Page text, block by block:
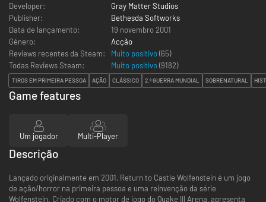
Developer:
Gray Matter Studios
Publisher:
Bethesda Softworks
Data de lançamento:
19 novembro 2001
Género:
Acção
Reviews recentes da Steam:
Muito positivo(65)
Todas Reviews Steam:
Muito positivo(9182)
TIROS EM PRIMEIRA PESSOA AÇÃO CLÁSSICO 2.ª GUERRA MUNDIAL SOBRENATURAL
Game features
Um jogador Multi-Player
Descrição
Lançado originalmente em 2001, Return to Castle Wolfenstein é um jogo
de ação/horror na primeira pessoa e uma reinvenção da série
Wolfenstein. Criado com o motor de jogo do Quake III Arena, apresenta